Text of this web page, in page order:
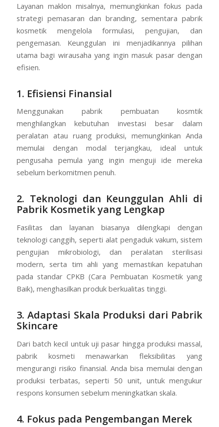
Layanan maklon misalnya, memungkinkan fokus pada
strategi pemasaran dan branding, sementara pabrik
kosmetik mengelola formulasi, pengujian, dan
pengemasan. Keunggulan ini menjadikannya pilihan
utama bagi wirausaha yang ingin masuk pasar dengan
efisien.
1. Efisiensi Finansial
Menggunakan pabrik pembuatan kosmtik
menghilangkan kebutuhan investasi besar dalam
peralatan atau ruang produksi, memungkinkan Anda
memulai dengan modal terjangkau, ideal untuk
pengusaha pemula yang ingin menguji ide mereka
sebelum berkomitmen penuh.
2. Teknologi dan Keunggulan Ahli di
Pabrik Kosmetik yang Lengkap
Fasilitas dan layanan biasanya dilengkapi dengan
teknologi canggih, seperti alat pengaduk vakum, sistem
pengujian mikrobiologi, dan peralatan sterilisasi
modern, serta tim ahli yang memastikan kepatuhan
pada standar CPKB (Cara Pembuatan Kosmetik yang
Baik), menghasilkan produk berkualitas tinggi.
3. Adaptasi Skala Produksi dari Pabrik
Skincare
Dari batch kecil untuk uji pasar hingga produksi massal,
pabrik kosmeti menawarkan fleksibilitas yang
mengurangi risiko finansial. Anda bisa memulai dengan
produksi terbatas, seperti 50 unit, untuk mengukur
respons konsumen sebelum meningkatkan skala.
4. Fokus pada Pengembangan Merek